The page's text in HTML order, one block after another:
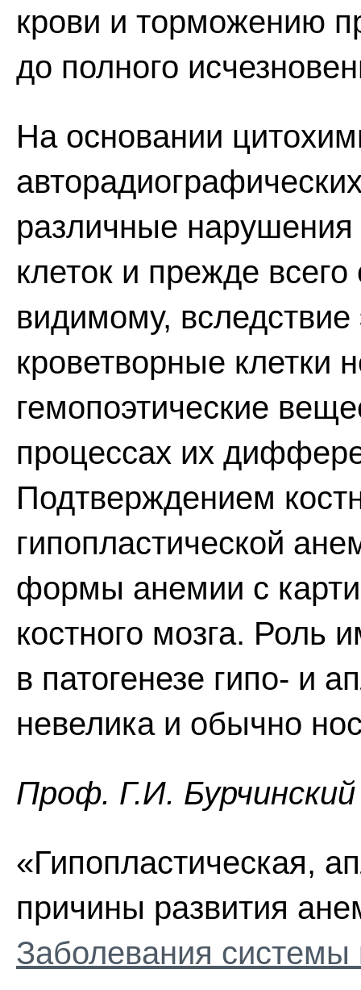
крови и торможению
до полного
На основании
различные
клеток и прежде
видимому,
кроветворные клетки
гемопоэтические
процессах их
Подтверждением
гипопластической
формы анемии с
костного мозга. Роль
в патогенезе гипо- и
невелика и обычно
Проф. Г.И. Бурчинский
«Гипопластическая,
причины развития
Заболевания системы